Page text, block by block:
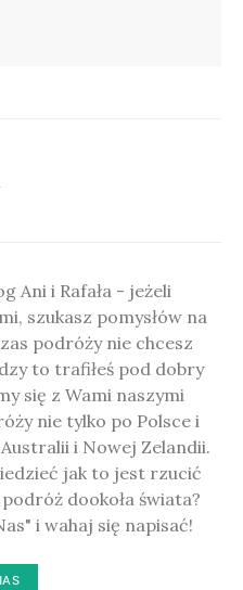
Ani i Rafała - jeżeli
szukasz pomysłów na
podróży nie chcesz
to trafiłeś pod dobry
się z Wami naszymi
nie tylko po Polsce i
i Nowej Zelandii.
jak to jest rzucić
dookoła świata?
i wahaj się napisać!